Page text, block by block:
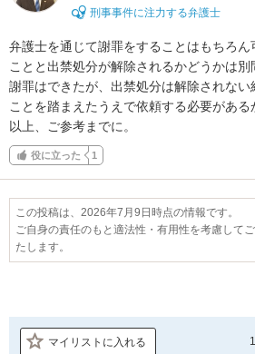
刑事事件に注力する弁護士
弁護士を通じて謝罪をすることはもちろん
ことと出禁処分が解除されるかどうかは別
謝罪はできたが、出禁処分は解除されない
ことを踏まえたうえで依頼する必要がある
以上、ご参考までに。
役に立った 1
この投稿は、2026年7月9日時点の情報です。
ご自身の責任のもと適法性・有用性を考慮して
たします。
マイリストに入れる